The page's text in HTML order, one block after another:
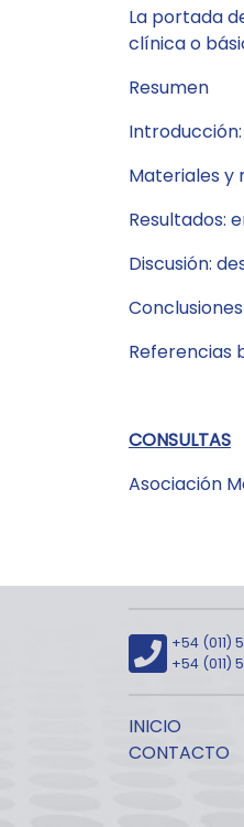
La portada
clínica o
Resumen
Materiales y
Resultados:
Discusión:
Conclusiones
Referencias
CONSULTAS
Asociación
+54 (011)
+54 (011)
INICIO
CONTACTO